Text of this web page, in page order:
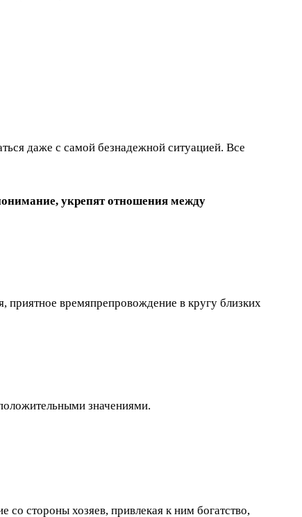
даже с самой безнадежной ситуацией. Все
укрепят отношения между
приятное времяпрепровождение в кругу близких
значениями.
со стороны хозяев, привлекая к ним богатство,